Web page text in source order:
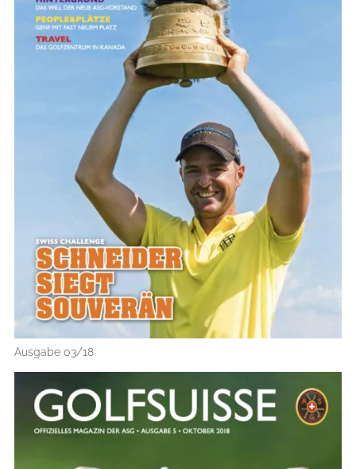
Ausgabe 03/18